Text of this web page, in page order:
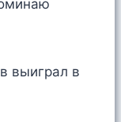
выиграл в